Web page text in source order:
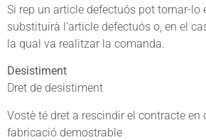
Si rep un article defectuós pot tornar-
substituirà l’article defectuós o, en el
la qual va realitzar la comanda.
Desistiment
Dret de desistiment
Vostè té dret a rescindir el contracte en
fabricació demostrable